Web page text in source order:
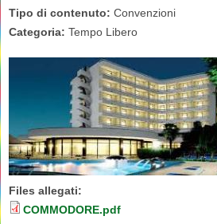
Tipo di contenuto: Convenzioni
Categoria: Tempo Libero
Files allegati:
COMMODORE.pdf